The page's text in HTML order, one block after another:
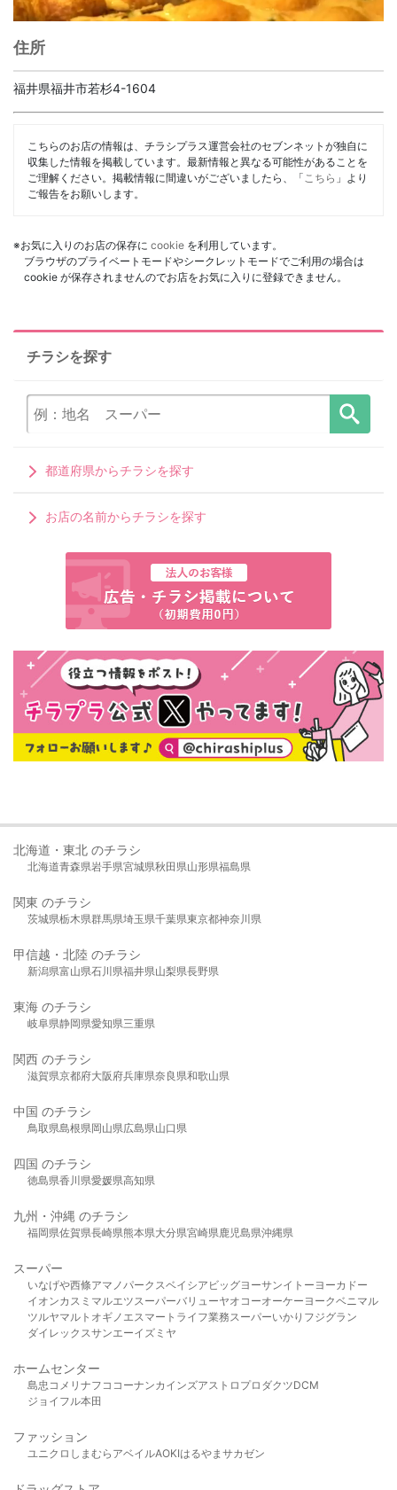
住所
福井県福井市若杉4-1604
こちらのお店の情報は、チラシプラス運営会社のセブンネットが独自に
収集した情報を掲載しています。最新情報と異なる可能性があることを
ご理解ください。掲載情報に間違いがございましたら、「 こちら 」より
ご報告をお願いします。
※お気に入りのお店の保存に cookie を利用しています。
ブラウザのプライベートモードやシークレットモードでご利用の場合は
cookie が保存されませんのでお店をお気に入りに登録できません。
チラシを探す
都道府県からチラシを探す
お店の名前からチラシを探す
北海道・東北 のチラシ
北海道青森県岩手県宮城県秋田県山形県福島県
関東 のチラシ
茨城県栃木県群馬県埼玉県千葉県東京都神奈川県
甲信越・北陸 のチラシ
新潟県富山県石川県福井県山梨県長野県
東海 のチラシ
岐阜県静岡県愛知県三重県
関西 のチラシ
滋賀県京都府大阪府兵庫県奈良県和歌山県
中国 のチラシ
鳥取県島根県岡山県広島県山口県
四国 のチラシ
徳島県香川県愛媛県高知県
九州・沖縄 のチラシ
福岡県佐賀県長崎県熊本県大分県宮崎県鹿児島県沖縄県
スーパー
いなげや西條アマノパークスベイシア ビッグヨーサンイトーヨーカドー
イオンカスミ マルエツスーパーバリューヤオコーオーケー ヨークベニマル
ツルヤマルト オギノ エスマート ライフ業務スーパーいかり フジグラン
ダイレックスサンエーイズミヤ
ホームセンター
島忠 コメリ ナフコ コーナンカインズアストロプロダクツDCM
ジョイフル本田
ファッション
ユニクロ しまむら アベイルAOKIはるやま サカゼン